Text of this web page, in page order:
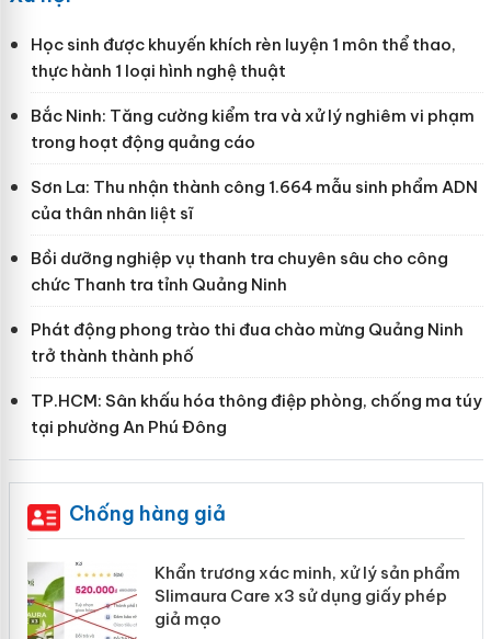
Học sinh được khuyến khích rèn luyện 1 môn thể thao,
thực hành 1 loại hình nghệ thuật
Bắc Ninh: Tăng cường kiểm tra và xử lý nghiêm vi phạm
trong hoạt động quảng cáo
Sơn La: Thu nhận thành công 1.664 mẫu sinh phẩm ADN
của thân nhân liệt sĩ
Bồi dưỡng nghiệp vụ thanh tra chuyên sâu cho công
chức Thanh tra tỉnh Quảng Ninh
Phát động phong trào thi đua chào mừng Quảng Ninh
trở thành thành phố
TP.HCM: Sân khấu hóa thông điệp phòng, chống ma túy
tại phường An Phú Đông
Chống hàng giả
Khẩn trương xác minh, xử lý sản phẩm
Slimaura Care x3 sử dụng giấy phép
giả mạo